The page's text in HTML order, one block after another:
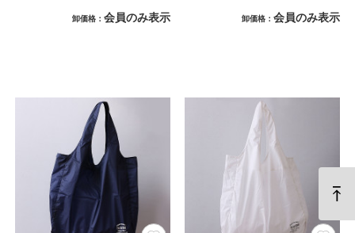
卸価格 会員のみ表示 卸価格 会員のみ表示